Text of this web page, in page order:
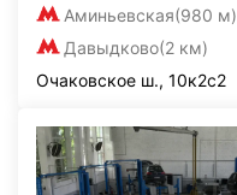
Аминьевская(980 м)
Давыдково(2 км)
Очаковское ш., 10к2с2